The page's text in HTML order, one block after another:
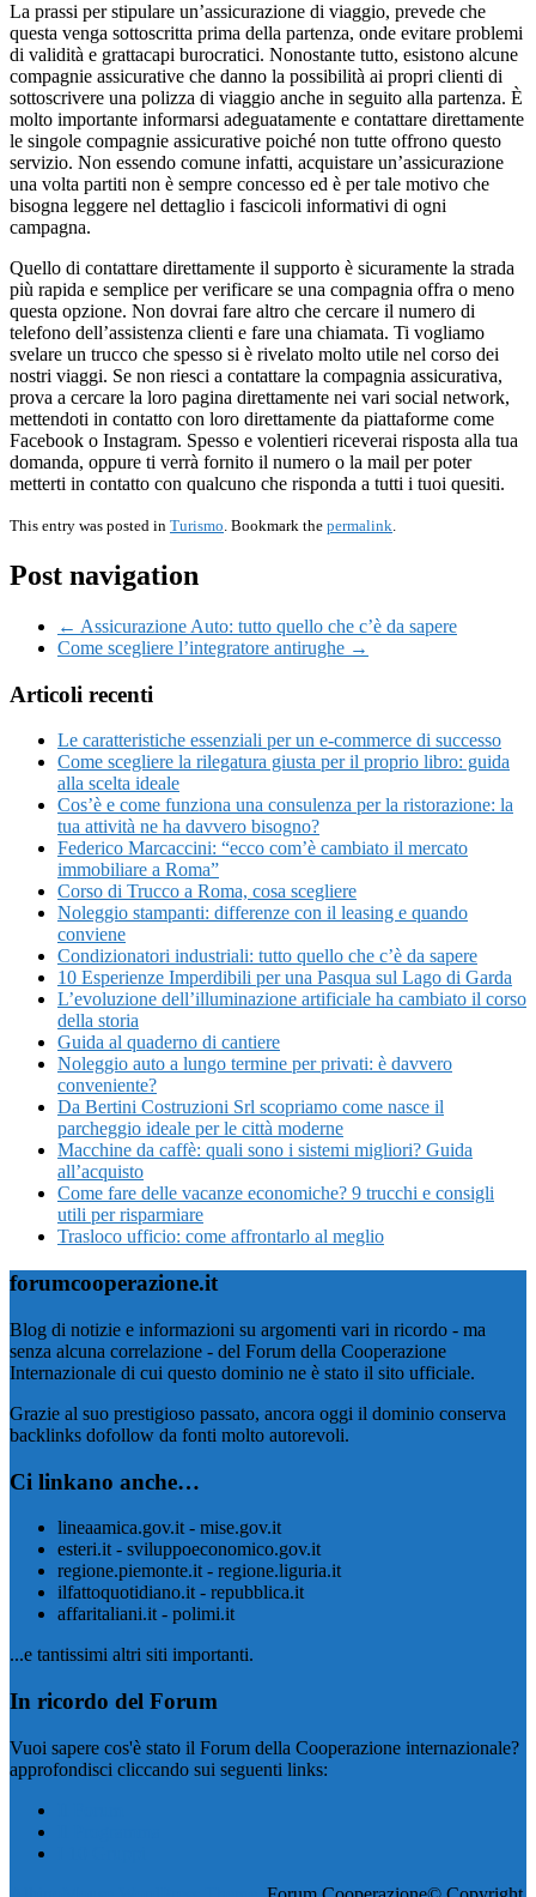
La prassi per stipulare un’assicurazione di viaggio, prevede che
questa venga sottoscritta prima della partenza, onde evitare problemi
di validità e grattacapi burocratici. Nonostante tutto, esistono alcune
compagnie assicurative che danno la possibilità ai propri clienti di
sottoscrivere una polizza di viaggio anche in seguito alla partenza. È
molto importante informarsi adeguatamente e contattare direttamente
le singole compagnie assicurative poiché non tutte offrono questo
servizio. Non essendo comune infatti, acquistare un’assicurazione
una volta partiti non è sempre concesso ed è per tale motivo che
bisogna leggere nel dettaglio i fascicoli informativi di ogni
campagna.
Quello di contattare direttamente il supporto è sicuramente la strada
più rapida e semplice per verificare se una compagnia offra o meno
questa opzione. Non dovrai fare altro che cercare il numero di
telefono dell’assistenza clienti e fare una chiamata. Ti vogliamo
svelare un trucco che spesso si è rivelato molto utile nel corso dei
nostri viaggi. Se non riesci a contattare la compagnia assicurativa,
prova a cercare la loro pagina direttamente nei vari social network,
mettendoti in contatto con loro direttamente da piattaforme come
Facebook o Instagram. Spesso e volentieri riceverai risposta alla tua
domanda, oppure ti verrà fornito il numero o la mail per poter
metterti in contatto con qualcuno che risponda a tutti i tuoi quesiti.
This entry was posted in Turismo. Bookmark the permalink.
Post navigation
← Assicurazione Auto: tutto quello che c’è da sapere
Come scegliere l’integratore antirughe →
Articoli recenti
Le caratteristiche essenziali per un e-commerce di successo
Come scegliere la rilegatura giusta per il proprio libro: guida
alla scelta ideale
Cos’è e come funziona una consulenza per la ristorazione: la
tua attività ne ha davvero bisogno?
Federico Marcaccini: “ecco com’è cambiato il mercato
immobiliare a Roma”
Corso di Trucco a Roma, cosa scegliere
Noleggio stampanti: differenze con il leasing e quando
conviene
Condizionatori industriali: tutto quello che c’è da sapere
10 Esperienze Imperdibili per una Pasqua sul Lago di Garda
L’evoluzione dell’illuminazione artificiale ha cambiato il corso
della storia
Guida al quaderno di cantiere
Noleggio auto a lungo termine per privati: è davvero
conveniente?
Da Bertini Costruzioni Srl scopriamo come nasce il
parcheggio ideale per le città moderne
Macchine da caffè: quali sono i sistemi migliori? Guida
all’acquisto
Come fare delle vacanze economiche? 9 trucchi e consigli
utili per risparmiare
Trasloco ufficio: come affrontarlo al meglio
forumcooperazione.it
Blog di notizie e informazioni su argomenti vari in ricordo - ma
senza alcuna correlazione - del Forum della Cooperazione
Internazionale di cui questo dominio ne è stato il sito ufficiale.
Grazie al suo prestigioso passato, ancora oggi il dominio conserva
backlinks dofollow da fonti molto autorevoli.
Ci linkano anche…
lineaamica.gov.it - mise.gov.it
esteri.it - sviluppoeconomico.gov.it
regione.piemonte.it - regione.liguria.it
ilfattoquotidiano.it - repubblica.it
affaritaliani.it - polimi.it
...e tantissimi altri siti importanti.
In ricordo del Forum
Vuoi sapere cos'è stato il Forum della Cooperazione internazionale?
approfondisci cliccando sui seguenti links: